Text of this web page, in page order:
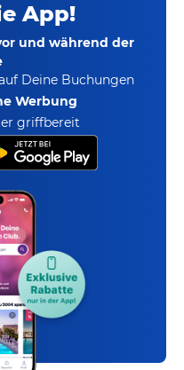
App!
und während der
Deine Buchungen
Werbung
griffbereit